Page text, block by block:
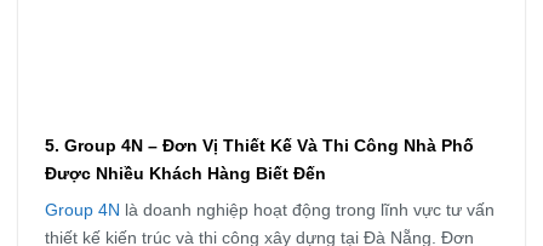
5. Group 4N – Đơn Vị Thiết Kế Và Thi Công Nhà Phố
Được Nhiều Khách Hàng Biết Đến
Group 4N là doanh nghiệp hoạt động trong lĩnh vực tư vấn
thiết kế kiến trúc và thi công xây dựng tại Đà Nẵng. Đơn